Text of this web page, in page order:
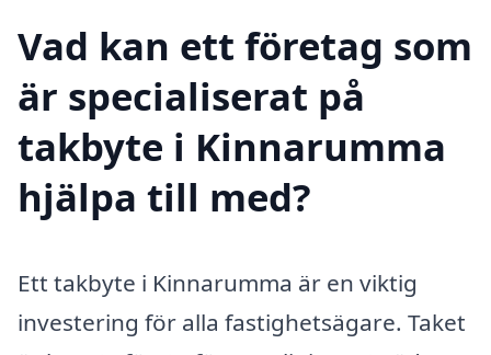
Vad kan ett företag som
är specialiserat på
takbyte i Kinnarumma
hjälpa till med?
Ett takbyte i Kinnarumma är en viktig
investering för alla fastighetsägare. Taket